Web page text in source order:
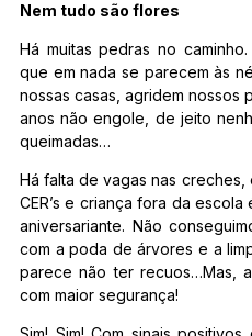
Nem tudo são flores
Há muitas pedras no
que em nada se parecem às
nossas casas, agridem nossos
anos não engole, de jeito
queimadas…
Há falta de vagas nas
CER’s e criança fora da
aniversariante. Não
com a poda de árvores e a
parece não ter recuos…Mas,
com maior segurança!